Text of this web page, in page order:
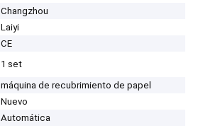
Changzhou
Laiyi
CE
1 set
máquina de recubrimiento de papel
Nuevo
Automática